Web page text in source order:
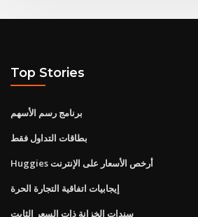
Top Stories
برنامج رسم الأسهم
بطاقات التداول فقط
Huggies أرخص الأسعار على الإنترنت
إيجابيات اتفاقية التجارة الحرة
سندات الخزانة ذات السعر الثابت